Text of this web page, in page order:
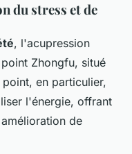
du stress et de
, l'acupression
Zhongfu, situé
en particulier,
l'énergie, offrant
de